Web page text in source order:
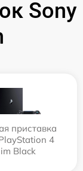
Sony
приставка
4
Black